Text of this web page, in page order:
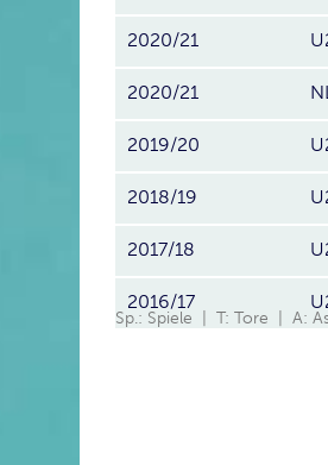
2020/21
2020/21
2019/20
2018/19
2017/18
2016/17
Sp.: Spiele | T: Tore | A: